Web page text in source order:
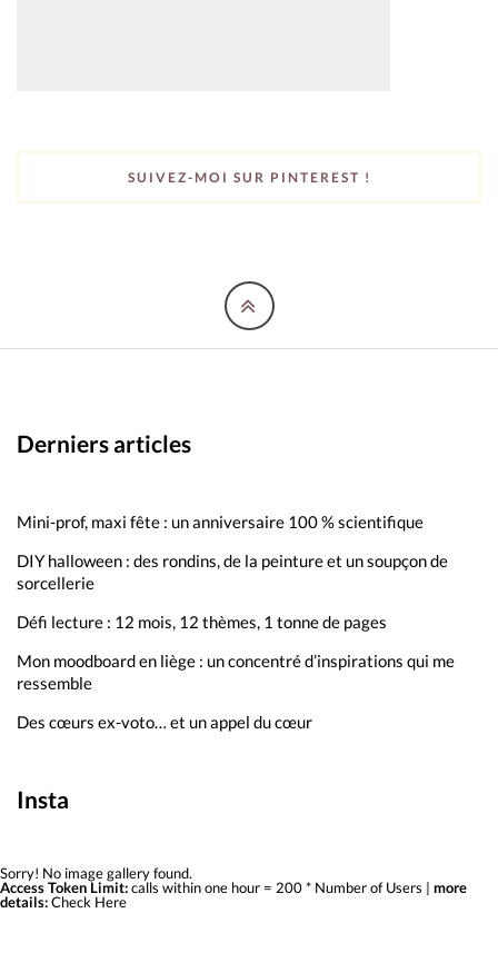
SUIVEZ-MOI SUR PINTEREST !
Derniers articles
Mini-prof, maxi fête : un anniversaire 100 % scientifique
DIY halloween : des rondins, de la peinture et un soupçon de
sorcellerie
Défi lecture : 12 mois, 12 thèmes, 1 tonne de pages
Mon moodboard en liège : un concentré d’inspirations qui me
ressemble
Des cœurs ex-voto… et un appel du cœur
Insta
Sorry! No image gallery found.
Access Token Limit:calls within one hour = 200 * Number of Users | more
details:Check Here